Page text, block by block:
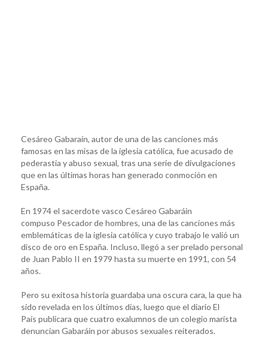
Cesáreo Gabaraín, autor de una de las canciones más
famosas en las misas de la iglesia católica, fue acusado de
pederastia y abuso sexual, tras una serie de divulgaciones
que en las últimas horas han generado conmoción en
España.
En 1974 el sacerdote vasco Cesáreo Gabaráin
compuso Pescador de hombres, una de las canciones más
emblemáticas de la iglesia católica y cuyo trabajo le valió un
disco de oro en España. Incluso, llegó a ser prelado personal
de Juan Pablo II en 1979 hasta su muerte en 1991, con 54
años.
Pero su exitosa historia guardaba una oscura cara, la que ha
sido revelada en los últimos días, luego que el diario El
País publicara que cuatro exalumnos de un colegio marista
denuncian Gabaráin por abusos sexuales reiterados.